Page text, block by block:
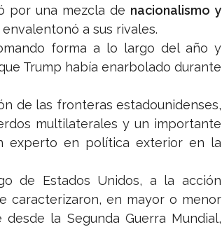
por una mezcla de nacionalismo y
envalentonó a sus rivales.
forma a lo largo del año y
Trump había enarbolado durante
de las fronteras estadounidenses,
multilaterales y un importante
experto en política exterior en la
de Estados Unidos, a la acción
caracterizaron, en mayor o menor
desde la Segunda Guerra Mundial,